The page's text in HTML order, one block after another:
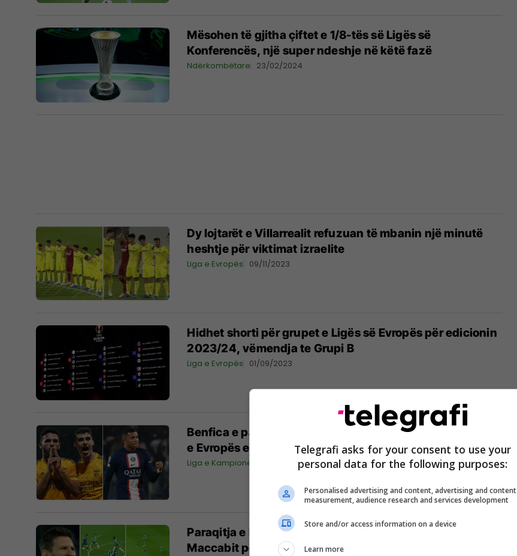
Mësohen të gjitha çiftet e 1/8-tës së Ligës së
Konferencës, një super ndeshje në këtë fazë
Ndërkombëtare 23/02/2024
Dy lojtarët e Villarrealit refuzuan të mbanin një minutë
heshtje për viktimat izraelite
Liga e Evropës 09/11/2023
Hidhet shorti për grupet e Ligës së Evropës për edicionin
2023/24, vëmendja te Grupi B
Liga e Evropës 01/09/2023
Benfica e para, PSG e dyta - Juventusi vazhdon në Ligën
e Evropës edhe pse pësoi humbje
Liga e Kampionëve 02/11/2022
Paraqitja e Messit me dy gola dhe dy asistime ndaj
Maccabit po cilësohet si ‘tjetër nivel’
Telegrafi asks for your consent to use your
personal data for the following purposes:
Personalised advertising and content, advertising and content
measurement, audience research and services development
Store and/or access information on a device
Learn more